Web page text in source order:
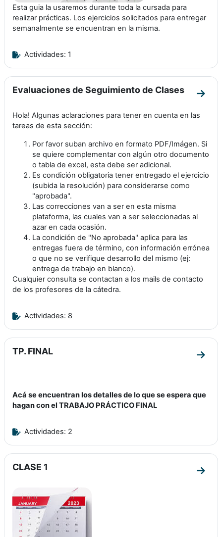
Esta guia la usaremos durante toda la cursada para
realizar prácticas. Los ejercicios solicitados para entregar
semanalmente se encuentran en la misma.
Actividades: 1
Evaluaciones de Seguimiento de Clases
Ir a
Hola! Algunas aclaraciones para tener en cuenta en las
tareas de esta sección:
Por favor suban archivo en formato PDF/Imágen. Si
se quiere complementar con algún otro documento
o tabla de excel, esta debe ser adicional.
Es condición obligatoria tener entregado el ejercicio
(subida la resolución) para considerarse como
"aprobada".
Las correcciones van a ser en esta misma
plataforma, las cuales van a ser seleccionadas al
azar en cada ocasión.
La condición de "No aprobada" aplica para las
entregas fuera de término, con información errónea
o que no se verifique desarrollo del mismo (ej:
entrega de trabajo en blanco).
Cualquier consulta se contactan a los mails de contacto
de los profesores de la cátedra.
Actividades: 8
TP. FINAL
Ir a
Acá se encuentran los detalles de lo que se espera que
hagan con el TRABAJO PRÁCTICO FINAL
Actividades: 2
CLASE 1
Ir a